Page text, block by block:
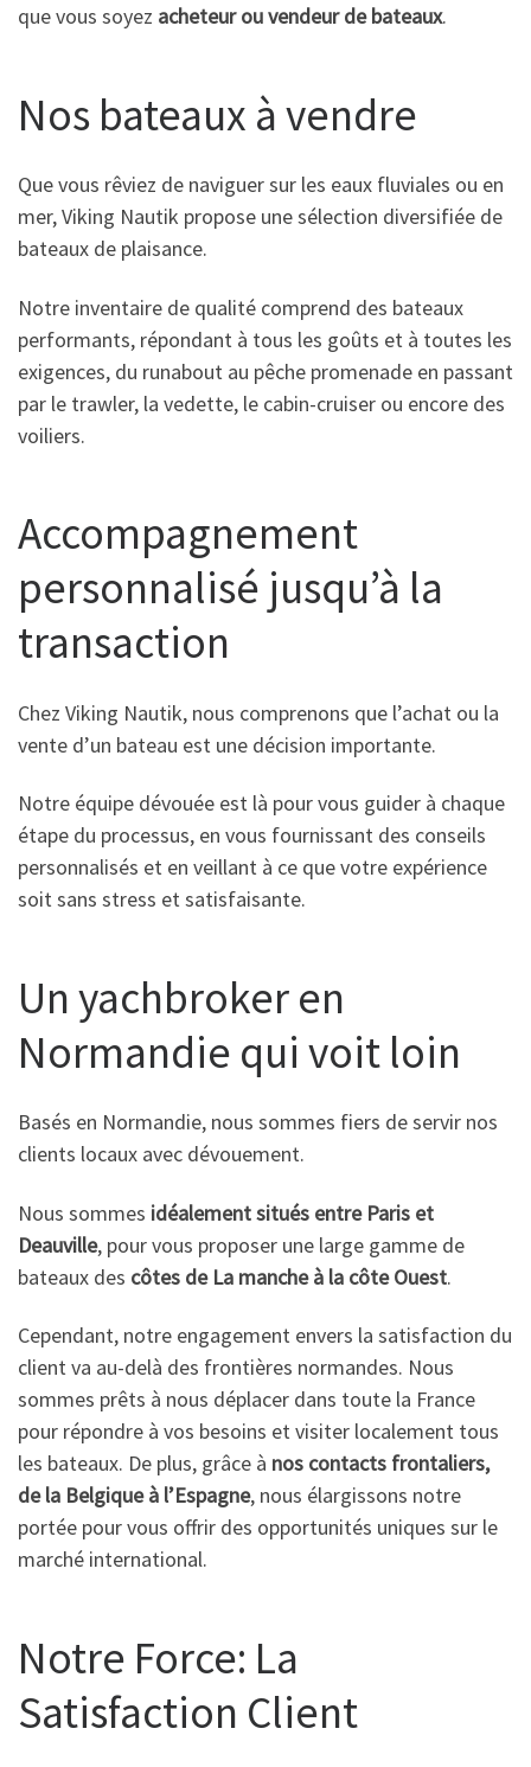
que vous soyez acheteur ou vendeur de bateaux.
Nos bateaux à vendre
Que vous rêviez de naviguer sur les eaux fluviales ou en
mer, Viking Nautik propose une sélection diversifiée de
bateaux de plaisance.
Notre inventaire de qualité comprend des bateaux
performants, répondant à tous les goûts et à toutes les
exigences, du runabout au pêche promenade en passant
par le trawler, la vedette, le cabin-cruiser ou encore des
voiliers.
Accompagnement
personnalisé jusqu’à la
transaction
Chez Viking Nautik, nous comprenons que l’achat ou la
vente d’un bateau est une décision importante.
Notre équipe dévouée est là pour vous guider à chaque
étape du processus, en vous fournissant des conseils
personnalisés et en veillant à ce que votre expérience
soit sans stress et satisfaisante.
Un yachbroker en
Normandie qui voit loin
Basés en Normandie, nous sommes fiers de servir nos
clients locaux avec dévouement.
Nous sommes idéalement situés entre Paris et
Deauville, pour vous proposer une large gamme de
bateaux des côtes de La manche à la côte Ouest.
Cependant, notre engagement envers la satisfaction du
client va au-delà des frontières normandes. Nous
sommes prêts à nous déplacer dans toute la France
pour répondre à vos besoins et visiter localement tous
les bateaux. De plus, grâce à nos contacts frontaliers,
de la Belgique à l’Espagne, nous élargissons notre
portée pour vous offrir des opportunités uniques sur le
marché international.
Notre Force: La
Satisfaction Client